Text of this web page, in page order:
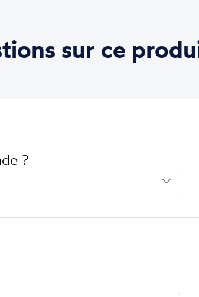
sur ce
?